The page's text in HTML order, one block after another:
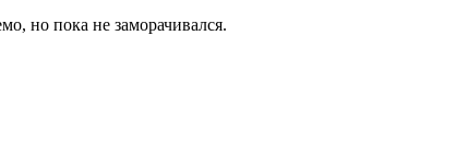
но пока не заморачивался.